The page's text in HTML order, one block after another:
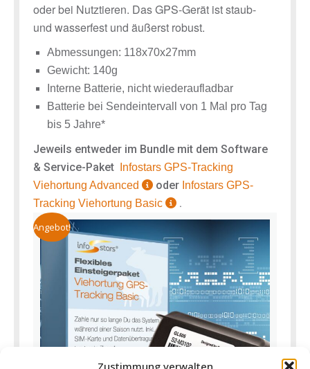
Zustimmung verwalten
oder bei Nutztieren. Das GPS-Gerät ist staub-
und wasserfest und äußerst robust.
Abmessungen: 118x70x27mm
Gewicht: 140g
Interne Batterie, nicht wiederaufladbar
Batterie bei Sendeintervall von 1 Mal pro Tag
bis 5 Jahre*
Jeweils entweder im Bundle mit dem Software
& Service-Paket
Infostars GPS-Tracking
Viehortung Advanced
oder Infostars GPS-
Tracking Viehortung Basic
.
Angebot!